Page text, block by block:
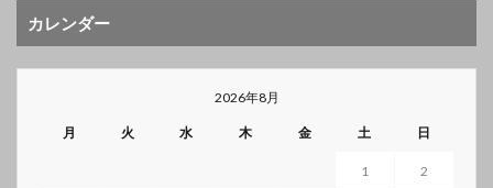
カレンダー
2026年8月
月 火 水 木 金 土 日
1 2